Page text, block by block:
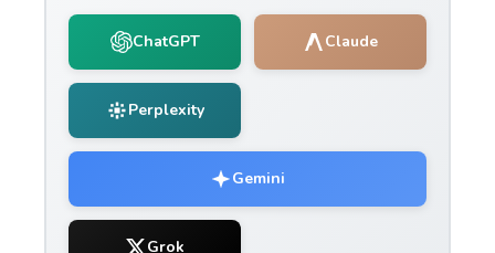
ChatGPT Claude
Perplexity
Gemini
Grok